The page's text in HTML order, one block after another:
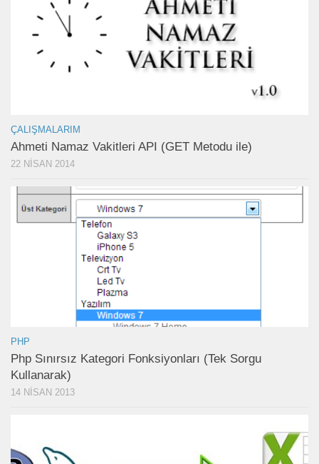
ÇALIŞMALARIM
Ahmeti Namaz Vakitleri API (GET Metodu ile)
22 NISAN 2014
PHP
Php Sınırsız Kategori Fonksiyonları (Tek Sorgu
Kullanarak)
14 NISAN 2013